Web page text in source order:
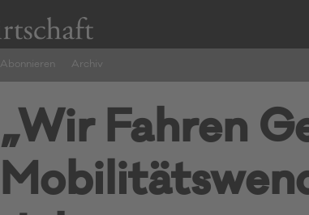
Abonnieren Archiv
„Wir Fahren